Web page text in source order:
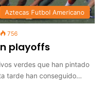
Aztecas Futbol Americano
756
playoffs
verdes que han pintado
tarde han conseguido…